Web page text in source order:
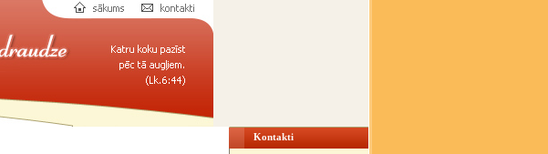
Kontakti